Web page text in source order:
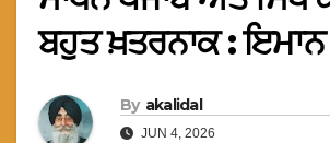
ਬਹੁਤ ਖ਼ਤਰਨਾਕ : ਇਮਾਨ
By akalidal
JUN 4, 2026